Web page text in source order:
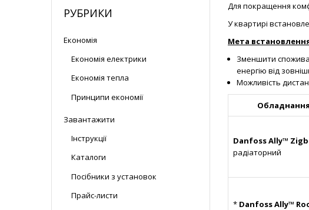
РУБРИКИ
Економія
Економія електрики
Економія тепла
Принципи економії
Завантажити
Інструкції
Каталоги
Посібники з установок
Прайс-листи
Для покращення
У квартирі
Мета
Зменшити
енергію від
Можливість
DanfossAlly™
радіаторний
* DanfossAlly™